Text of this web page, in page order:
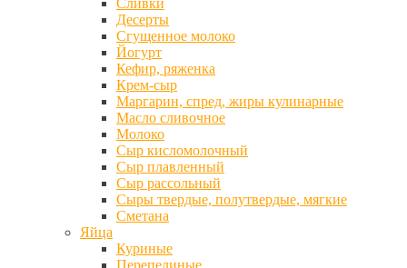
Сливки
Десерты
Сгущенное молоко
Йогурт
Кефир, ряженка
Крем-сыр
Маргарин, спред, жиры кулинарные
Масло сливочное
Молоко
Сыр кисломолочный
Сыр плавленный
Сыр рассольный
Сыры твердые, полутвердые, мягкие
Сметана
Яйца
Куриные
Перепелиные